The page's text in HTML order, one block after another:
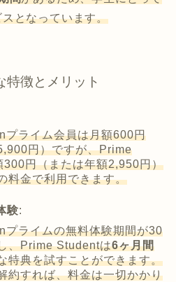
となっています。
特徴とメリット
プライム会員は月額600円
円）ですが、Prime
円（または年額2,950円）
料金で利用できます。
験:
プライムの無料体験期間が30
、Prime Studentは6ヶ月間
特典を試すことができます。
約すれば、料金は一切かかり